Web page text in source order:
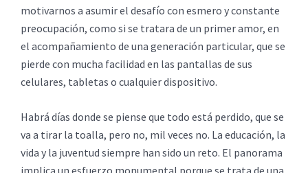
motivarnos a asumir el desafío con esmero y constante
preocupación, como si se tratara de un primer amor, en
el acompañamiento de una generación particular, que se
pierde con mucha facilidad en las pantallas de sus
celulares, tabletas o cualquier dispositivo.
Habrá días donde se piense que todo está perdido, que se
va a tirar la toalla, pero no, mil veces no. La educación, la
vida y la juventud siempre han sido un reto. El panorama